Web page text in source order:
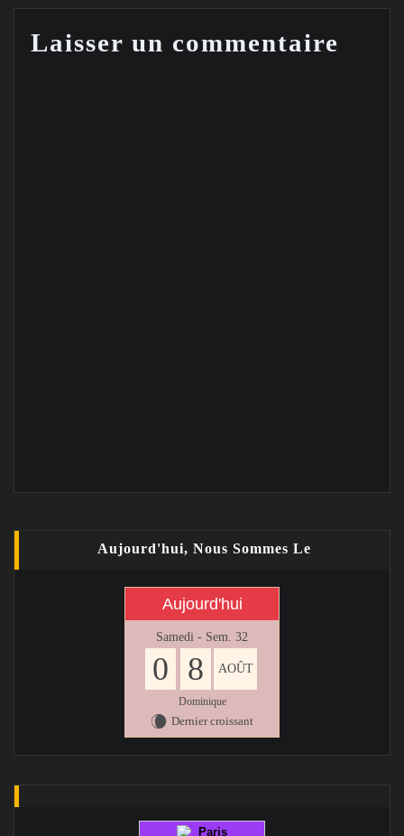
Laisser un commentaire
Aujourd'hui, Nous Sommes Le
Aujourd'hui
Samedi - Sem. 32
0 8 AOÛT
Dominique
W Dernier croissant
Paris